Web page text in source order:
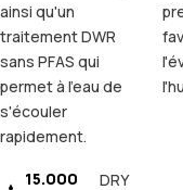
ainsi qu'un
traitement DWR
sans PFAS qui
permet à l'eau de
s'écouler
rapidement.
15.000
DRY